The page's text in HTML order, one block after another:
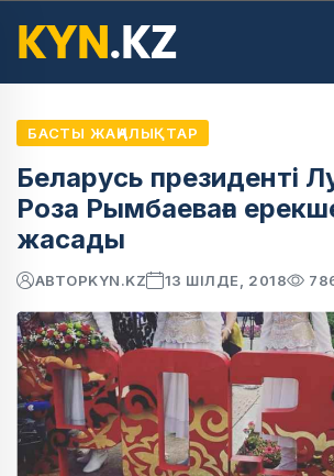
БАСТЫ ЖАҢАЛЫҚТАР
Беларусь президенті
Роза Рымбаеваға
жасады
АВТОРKYN.KZ 13 ШІЛДЕ, 2018